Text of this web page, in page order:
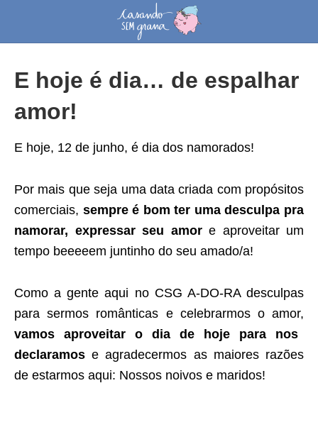
E hoje é dia… de espalhar
amor!
E hoje, 12 de junho, é dia dos namorados!
Por mais que seja uma data criada com propósitos
comerciais, sempre é bom ter uma desculpa pra
namorar, expressar seu amore aproveitar um
tempo beeeeem juntinho do seu amado/a!
Como a gente aqui no CSG A-DO-RA desculpas
para sermos românticas e celebrarmos o amor,
vamos aproveitar o dia de hoje para nos
declaramos e agradecermos as maiores razões
de estarmos aqui: Nossos noivos e maridos!